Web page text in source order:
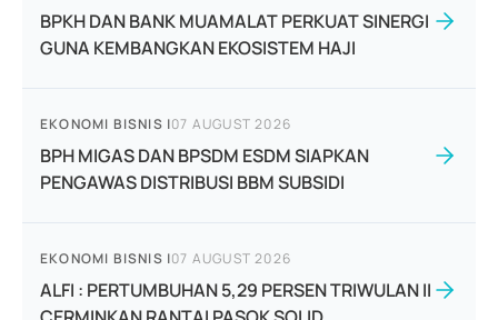
BPKH DAN BANK MUAMALAT PERKUAT SINERGI
GUNA KEMBANGKAN EKOSISTEM HAJI
EKONOMI BISNIS |07 AUGUST 2026
BPH MIGAS DAN BPSDM ESDM SIAPKAN
PENGAWAS DISTRIBUSI BBM SUBSIDI
EKONOMI BISNIS |07 AUGUST 2026
ALFI : PERTUMBUHAN 5,29 PERSEN TRIWULAN II